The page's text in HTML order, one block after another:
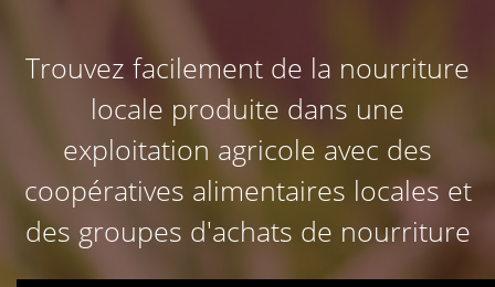
Trouvez facilement de la nourriture
locale produite dans une
exploitation agricole avec des
coopératives alimentaires locales et
des groupes d'achats de nourriture